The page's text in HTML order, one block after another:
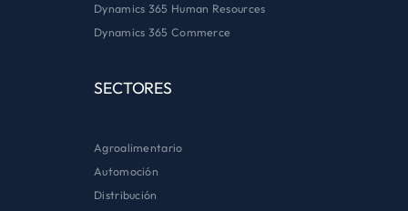
Dynamics 365 Human Resources
Dynamics 365 Commerce
SECTORES
Agroalimentario
Automoción
Distribución